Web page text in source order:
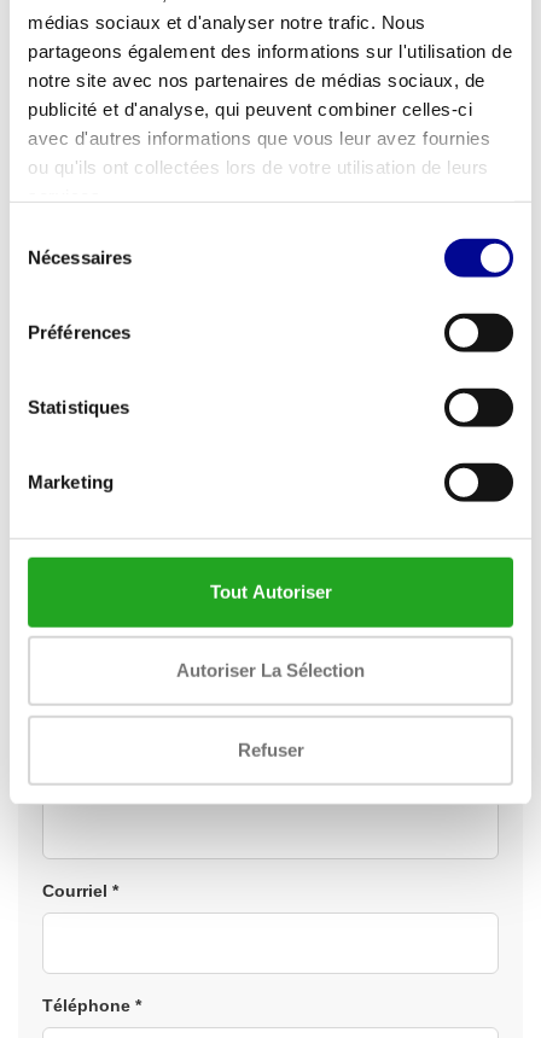
médias sociaux et d'analyser notre trafic. Nous
partageons également des informations sur l'utilisation de
notre site avec nos partenaires de médias sociaux, de
publicité et d'analyse, qui peuvent combiner celles-ci
avec d'autres informations que vous leur avez fournies
ou qu'ils ont collectées lors de votre utilisation de leurs
Nécessaires
Préférences
Statistiques
Marketing
Tout Autoriser
Autoriser La Sélection
Refuser
1071 GK Amsterdam
+31 20 642 6707
www.cte.nl
info@productlease.nl
Nous joindre
ou avez-vous déjà une question précise concernant
coordonnées et nous vous recontacterons sous un
Courriel *
Téléphone *